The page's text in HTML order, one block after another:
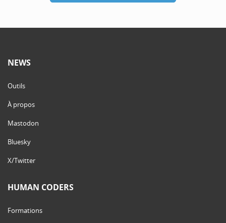
NEWS
Outils
À propos
Mastodon
Bluesky
X/Twitter
HUMAN CODERS
Formations